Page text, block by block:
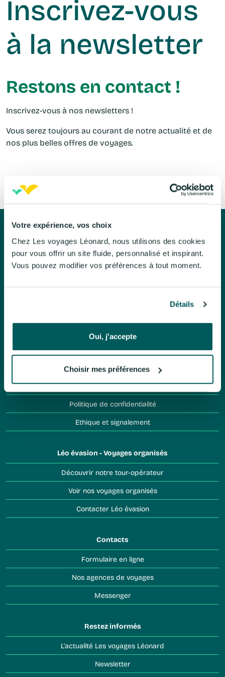
Votre expérience, vos choix
Chez Les voyages Léonard, nous utilisons des cookies
pour vous offrir un site fluide, personnalisé et inspirant.
Vous pouvez modifier vos préférences à tout moment.
Détails
Oui, j'accepte
Choisir mes préférences
Inscrivez-vous
à la newsletter
Restons en contact !
Inscrivez-vous à nos newsletters !
Vous serez toujours au courant de notre actualité et de
nos plus belles offres de voyages.
Nos activités
Notre histoire
Nos valeurs
Notre salon des vacances
Politique de confidentialité
Ethique et signalement
Léo évasion - Voyages organisés
Découvrir notre tour-opérateur
Voir nos voyages organisés
Contacter Léo évasion
Contacts
Formulaire en ligne
Nos agences de voyages
Messenger
Restez informés
L'actualité Les voyages Léonard
Newsletter